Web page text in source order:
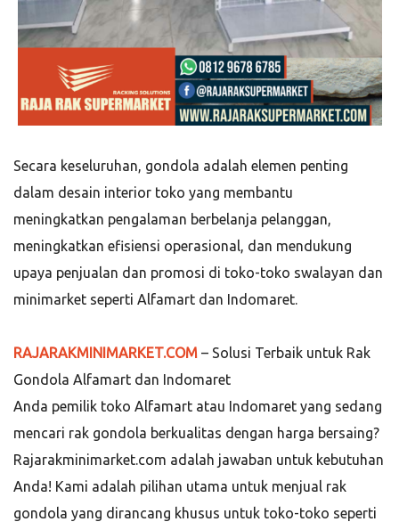
Secara keseluruhan, gondola adalah elemen penting
dalam desain interior toko yang membantu
meningkatkan pengalaman berbelanja pelanggan,
meningkatkan efisiensi operasional, dan mendukung
upaya penjualan dan promosi di toko-toko swalayan dan
minimarket seperti Alfamart dan Indomaret.
RAJARAKMINIMARKET.COM – Solusi Terbaik untuk Rak
Gondola Alfamart dan Indomaret
Anda pemilik toko Alfamart atau Indomaret yang sedang
mencari rak gondola berkualitas dengan harga bersaing?
Rajarakminimarket.com adalah jawaban untuk kebutuhan
Anda! Kami adalah pilihan utama untuk menjual rak
gondola yang dirancang khusus untuk toko-toko seperti